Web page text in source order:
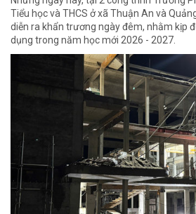
Tiểu học và THCS ở xã Thuận An và
diễn ra khẩn trương ngày đêm, nhằm kịp
dụng trong năm học mới 2026 - 2027.